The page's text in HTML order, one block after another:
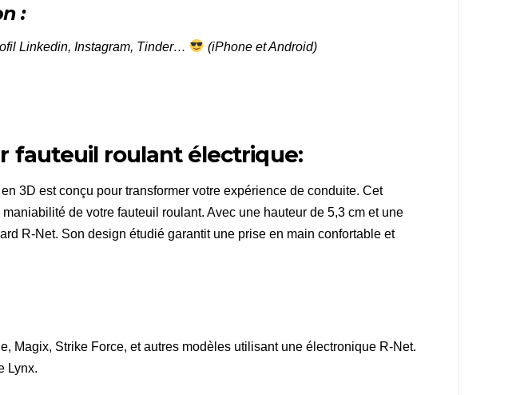
:
Linkedin, Instagram, Tinder…
(iPhone et Android)
fauteuil roulant électrique:
3D est conçu pour transformer votre expérience de conduite. Cet
de votre fauteuil roulant. Avec une hauteur de 5,3 cm et une
R-Net. Son design étudié garantit une prise en main confortable et
Magix, Strike Force, et autres modèles utilisant une électronique R-Net.
Lynx.